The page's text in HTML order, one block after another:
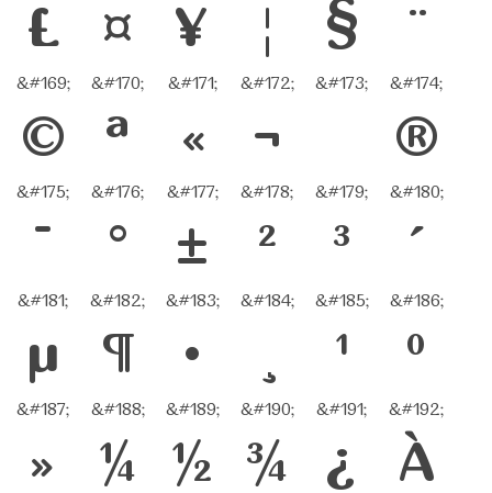
£ ¤ ¥ ¦ § ¨
&#169;
©
&#170;
ª
&#171;
«
&#172;
¬
&#173; &#174;
®
&#175;
¯
&#176;
°
&#177;
±
&#178;
²
&#179;
³
&#180;
´
&#181;
µ
&#182;
¶
&#183;
·
&#184; &#185;
¹
&#186;
º
&#187;
»
&#188;
¼
&#189;
½
&#190;
¾
&#191;
¿
&#192;
À